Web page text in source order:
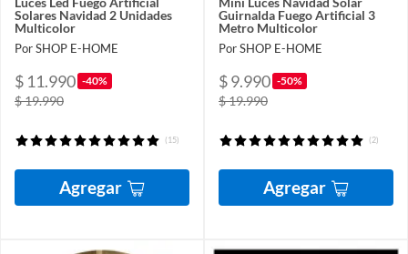
Solares Navidad 2 Unidades
Multicolor
Por SHOP E-HOME
$ 11.990 -40%
$ 19.990
(15)
Agregar
Guirnalda Fuego Artificial 3
Metro Multicolor
Por SHOP E-HOME
$ 9.990 -50%
$ 19.990
(2)
Agregar